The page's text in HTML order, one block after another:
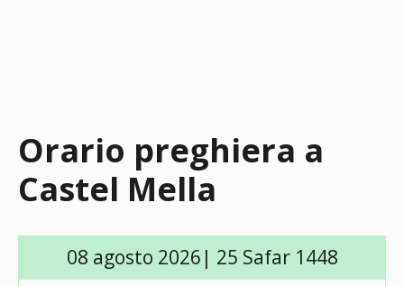
Orario preghiera a
Castel Mella
08 agosto 2026| 25 Safar 1448